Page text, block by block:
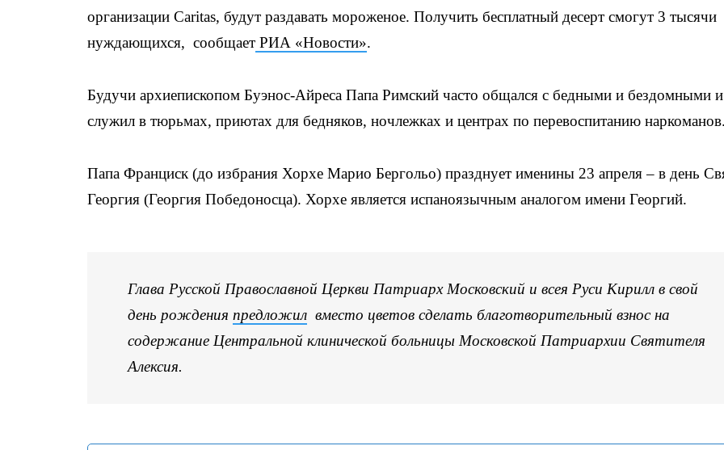
организации Caritas, будут раздавать мороженое. Получить бесплатный десерт смогут 3 тысячи
нуждающихся, сообщает РИА «Новости».
Будучи архиепископом Буэнос-Айреса Папа Римский часто общался с бедными и бездомными и
служил в тюрьмах, приютах для бедняков, ночлежках и центрах по перевоспитанию наркоманов.
Папа Франциск (до избрания Хорхе Марио Бергольо) празднует именины 23 апреля – в день
Георгия (Георгия Победоносца). Хорхе является испаноязычным аналогом имени Георгий.
Глава Русской Православной Церкви Патриарх Московский и всея Руси Кирилл в свой
день рождения предложил вместо цветов сделать благотворительный взнос на
содержание Центральной клинической больницы Московской Патриархии Святителя
Алексия.